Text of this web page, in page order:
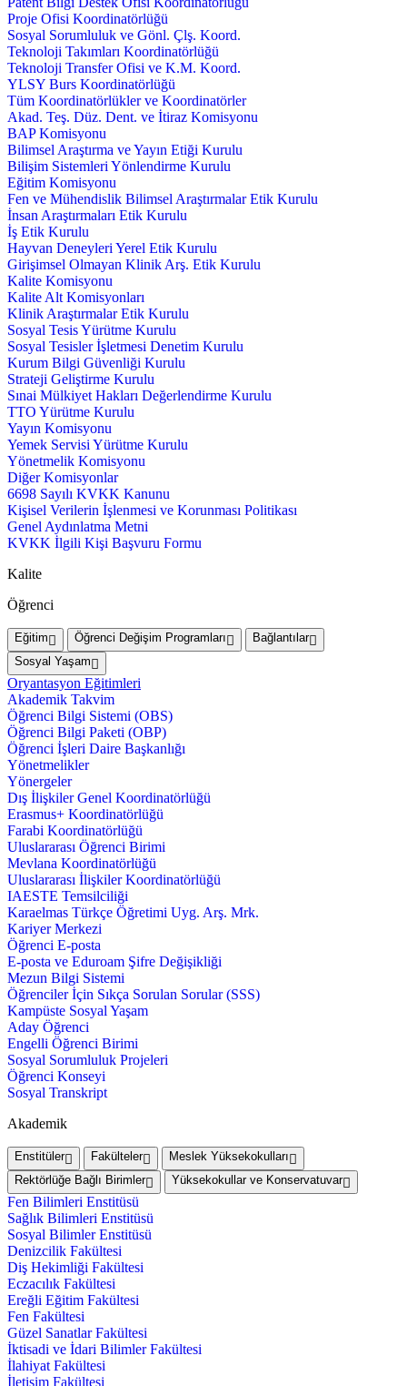
Proje Ofisi Koordinatörlüğü
Sosyal Sorumluluk ve Gönl. Çlş. Koord.
Teknoloji Takımları Koordinatörlüğü
Teknoloji Transfer Ofisi ve K.M. Koord.
YLSY Burs Koordinatörlüğü
Tüm Koordinatörlükler ve Koordinatörler
Akad. Teş. Düz. Dent. ve İtiraz Komisyonu
BAP Komisyonu
Bilimsel Araştırma ve Yayın Etiği Kurulu
Bilişim Sistemleri Yönlendirme Kurulu
Eğitim Komisyonu
Fen ve Mühendislik Bilimsel Araştırmalar Etik Kurulu
İnsan Araştırmaları Etik Kurulu
İş Etik Kurulu
Hayvan Deneyleri Yerel Etik Kurulu
Girişimsel Olmayan Klinik Arş. Etik Kurulu
Kalite Komisyonu
Kalite Alt Komisyonları
Klinik Araştırmalar Etik Kurulu
Sosyal Tesis Yürütme Kurulu
Sosyal Tesisler İşletmesi Denetim Kurulu
Kurum Bilgi Güvenliği Kurulu
Strateji Geliştirme Kurulu
Sınai Mülkiyet Hakları Değerlendirme Kurulu
TTO Yürütme Kurulu
Yayın Komisyonu
Yemek Servisi Yürütme Kurulu
Yönetmelik Komisyonu
Diğer Komisyonlar
6698 Sayılı KVKK Kanunu
Kişisel Verilerin İşlenmesi ve Korunması Politikası
Genel Aydınlatma Metni
KVKK İlgili Kişi Başvuru Formu
Kalite
Öğrenci
Eğitim Öğrenci Değişim Programları
Bağlantılar
Sosyal Yaşam
Oryantasyon Eğitimleri
Akademik Takvim
Öğrenci Bilgi Sistemi (OBS)
Öğrenci Bilgi Paketi (OBP)
Öğrenci İşleri Daire Başkanlığı
Yönetmelikler
Yönergeler
Dış İlişkiler Genel Koordinatörlüğü
Erasmus+ Koordinatörlüğü
Farabi Koordinatörlüğü
Uluslararası Öğrenci Birimi
Mevlana Koordinatörlüğü
Uluslararası İlişkiler Koordinatörlüğü
IAESTE Temsilciliği
Karaelmas Türkçe Öğretimi Uyg. Arş. Mrk.
Kariyer Merkezi
Öğrenci E-posta
E-posta ve Eduroam Şifre Değişikliği
Mezun Bilgi Sistemi
Öğrenciler İçin Sıkça Sorulan Sorular (SSS)
Kampüste Sosyal Yaşam
Aday Öğrenci
Engelli Öğrenci Birimi
Sosyal Sorumluluk Projeleri
Öğrenci Konseyi
Sosyal Transkript
Akademik
Enstitüler Fakülteler
Meslek Yüksekokulları
Rektörlüğe Bağlı Birimler
Yüksekokullar ve Konservatuvar
Fen Bilimleri Enstitüsü
Sağlık Bilimleri Enstitüsü
Sosyal Bilimler Enstitüsü
Denizcilik Fakültesi
Diş Hekimliği Fakültesi
Eczacılık Fakültesi
Ereğli Eğitim Fakültesi
Fen Fakültesi
Güzel Sanatlar Fakültesi
İktisadi ve İdari Bilimler Fakültesi
İlahiyat Fakültesi
İletişim Fakültesi